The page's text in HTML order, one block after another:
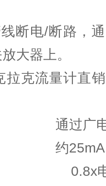
断电/断路，
大器上。
拉克流量计直
过广电耦
约25mA
号 0.8x电源